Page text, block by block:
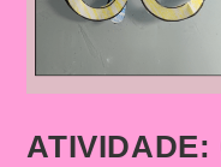
ATIVIDADE: